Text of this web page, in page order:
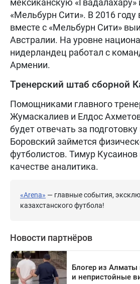
«Мельбурн Сити». В 2016 году
вместе с «Мельбурн Сити»
Австралии. На уровне
нидерландец работал с
Армении.
Тренерский штаб сборной
Помощниками главного
Жумаскалиев и Елдос
будет отвечать за
Боровский займется
футболистов. Тимур
качестве аналитика.
«Arena» — главные события,
казахстанского футбола!